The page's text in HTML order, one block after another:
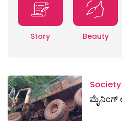
Story Beauty
Society
ಮೈನಿಂಗ್‌